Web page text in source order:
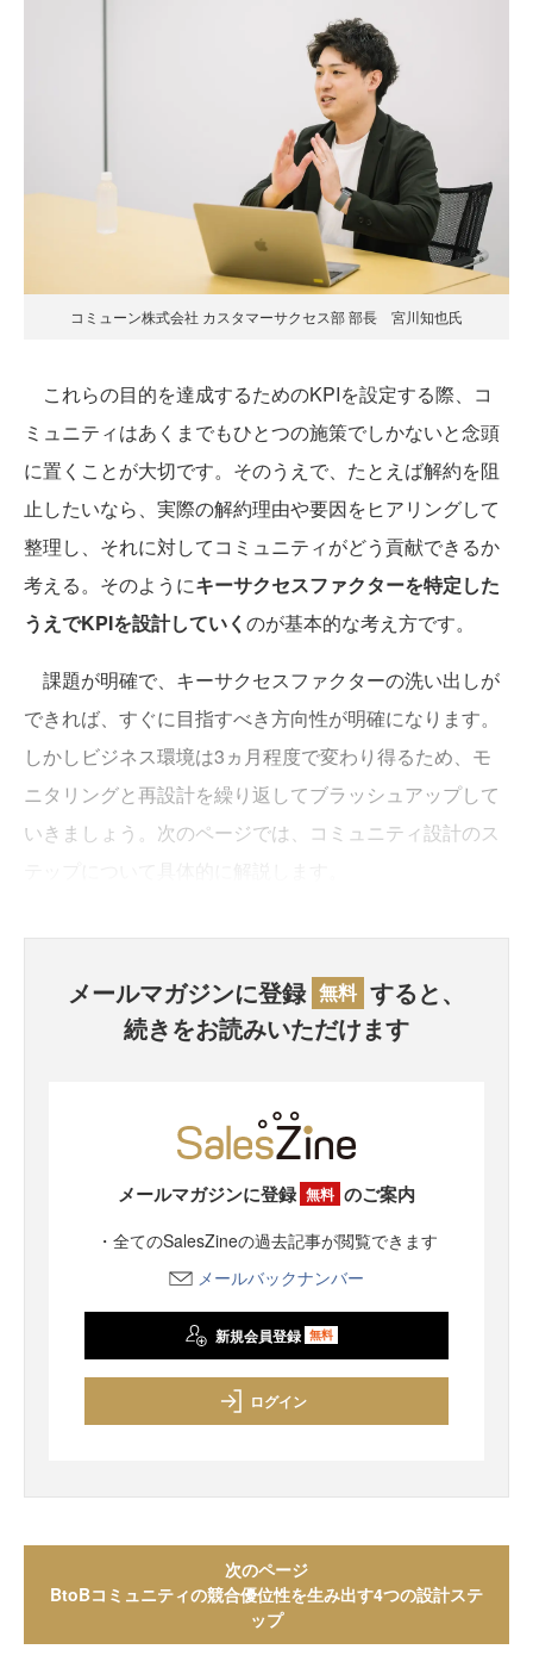
コミューン株式会社 カスタマーサクセス部 部長 宮川知也氏
これらの目的を達成するためのKPIを設定する際、コ
ミュニティはあくまでもひとつの施策でしかないと念頭
に置くことが大切です。そのうえで、たとえば解約を阻
止したいなら、実際の解約理由や要因をヒアリングして
整理し、それに対してコミュニティがどう貢献できるか
考える。そのようにキーサクセスファクターを特定した
うえでKPIを設計していく のが基本的な考え方です。
課題が明確で、キーサクセスファクターの洗い出しが
できれば、すぐに目指すべき方向性が明確になります。
しかしビジネス環境は3ヵ月程度で変わり得るため、モ
ニタリングと再設計を繰り返してブラッシュアップして
いきましょう。次のページでは、コミュニティ設計のス
メールマガジンに登録 無料 すると、
続きをお読みいただけます
メールマガジンに登録 無料 のご案内
・全てのSalesZineの過去記事が閲覧できます
メールバックナンバー
新規会員登録 無料
ログイン
次のページ
BtoBコミュニティの競合優位性を生み出す4つの設計ステ
ップ